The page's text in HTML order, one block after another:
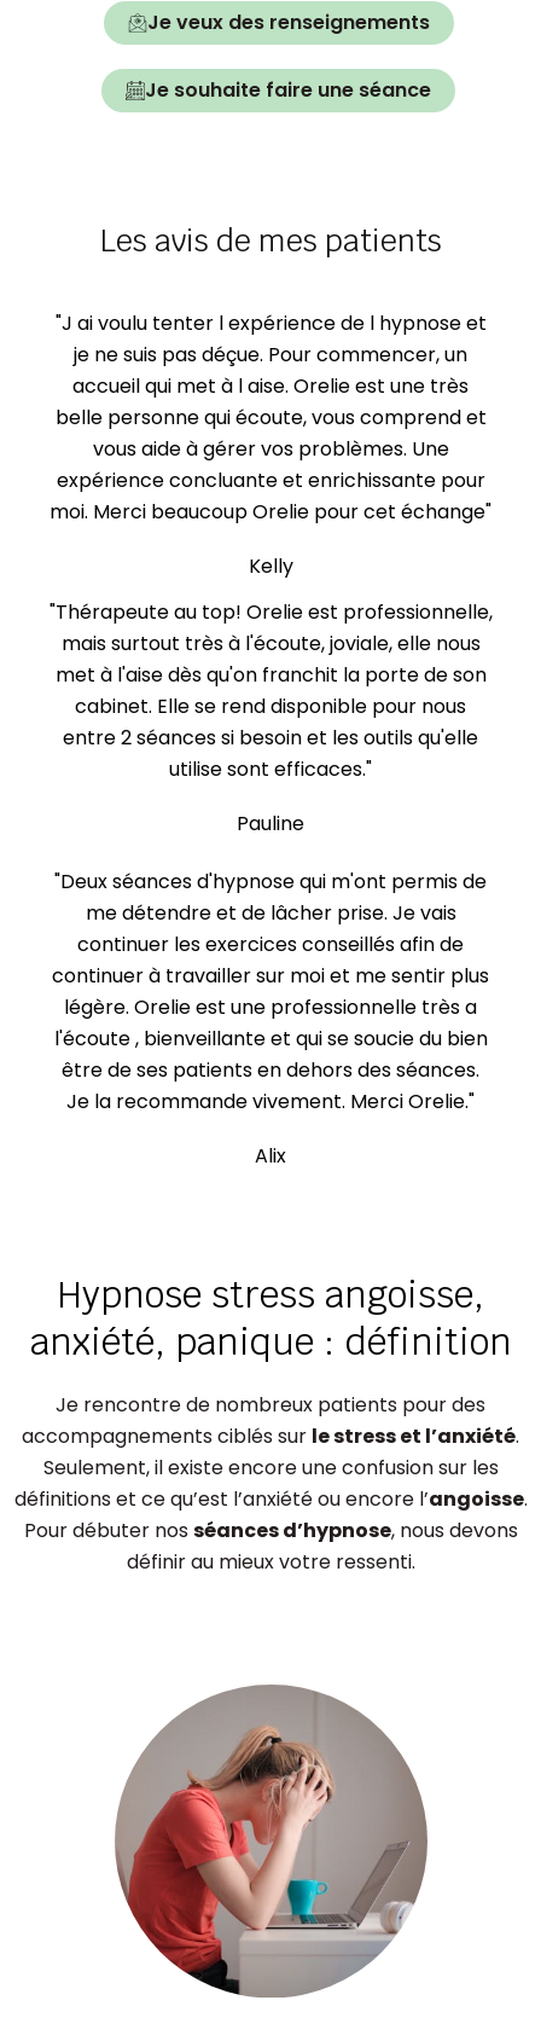
Je veux des renseignements
Je souhaite faire une séance
Les avis de mes patients
"J ai voulu tenter l expérience de l hypnose et
je ne suis pas déçue. Pour commencer, un
accueil qui met à l aise. Orelie est une très
belle personne qui écoute, vous comprend et
vous aide à gérer vos problèmes. Une
expérience concluante et enrichissante pour
moi. Merci beaucoup Orelie pour cet échange"
Kelly
"Thérapeute au top! Orelie est professionnelle,
mais surtout très à l'écoute, joviale, elle nous
met à l'aise dès qu'on franchit la porte de son
cabinet. Elle se rend disponible pour nous
entre 2 séances si besoin et les outils qu'elle
utilise sont efficaces."
Pauline
"Deux séances d'hypnose qui m'ont permis de
me détendre et de lâcher prise. Je vais
continuer les exercices conseillés afin de
continuer à travailler sur moi et me sentir plus
légère. Orelie est une professionnelle très a
l'écoute , bienveillante et qui se soucie du bien
être de ses patients en dehors des séances.
Je la recommande vivement. Merci Orelie."
Alix
Hypnose stress angoisse,
anxiété, panique : définition
Je rencontre de nombreux patients pour des
accompagnements ciblés sur le stress et l’anxiété.
Seulement, il existe encore une confusion sur les
définitions et ce qu’est l’anxiété ou encore l’angoisse.
Pour débuter nosséances d’hypnose, nous devons
définir au mieux votre ressenti.